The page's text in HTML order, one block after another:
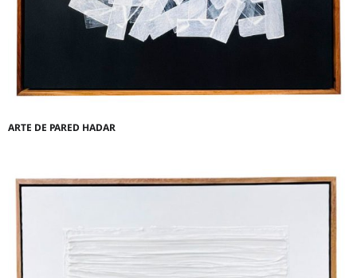
ARTE DE PARED HADAR